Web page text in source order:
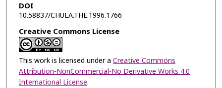
DOI
10.58837/CHULA.THE.1996.1766
Creative Commons License
This work is licensed under a Creative Commons
Attribution-NonCommercial-No Derivative Works 4.0
International License.